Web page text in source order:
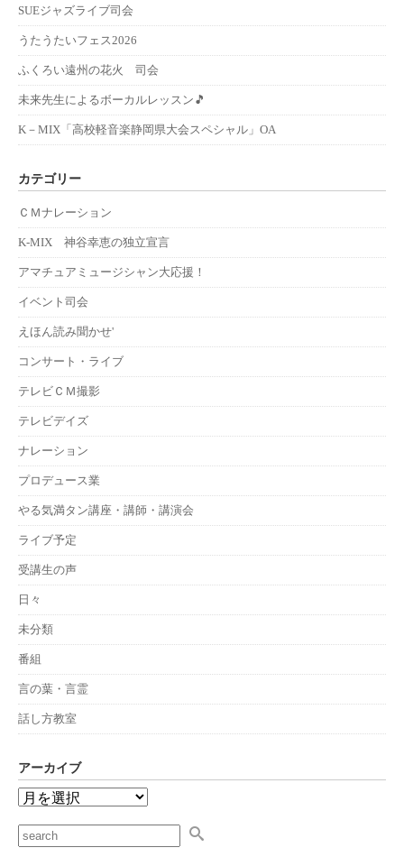
SUEジャズライブ司会
うたうたいフェス2026
ふくろい遠州の花火 司会
未来先生によるボーカルレッスン🎵
K－MIX「高校軽音楽静岡県大会スペシャル」OA
カテゴリー
ＣＭナレーション
K-MIX 神谷幸恵の独立宣言
アマチュアミュージシャン大応援！
イベント司会
えほん読み聞かせ'
コンサート・ライブ
テレビＣＭ撮影
テレビデイズ
ナレーション
プロデュース業
やる気満タン講座・講師・講演会
ライブ予定
受講生の声
日々
未分類
番組
言の葉・言霊
話し方教室
アーカイブ